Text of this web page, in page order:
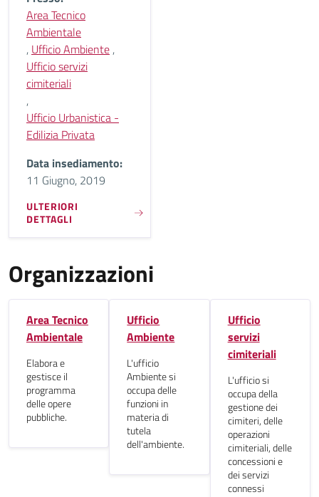
Area Tecnico
Ambientale
, Ufficio Ambiente ,
Ufficio servizi
cimiteriali
,
Ufficio Urbanistica -
Edilizia Privata
Data insediamento:
11 Giugno, 2019
ULTERIORI
DETTAGLI
Organizzazioni
Area Tecnico
Ambientale
Elabora e
gestisce il
programma
delle opere
pubbliche.
Ufficio
Ambiente
L'ufficio
Ambiente si
occupa delle
funzioni in
materia di
tutela
dell'ambiente.
Ufficio
servizi
cimiteriali
L'ufficio si
occupa della
gestione dei
cimiteri, delle
operazioni
cimiteriali, delle
concessioni e
dei servizi
connessi